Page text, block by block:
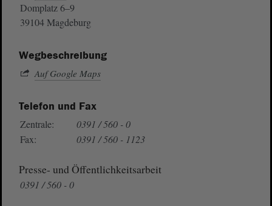
Domplatz 6–9
39104 Magdeburg
Wegbeschreibung
Auf Google Maps
Telefon und Fax
Zentrale:
0391 / 560 - 0
Fax:
0391 / 560 - 1123
Presse- und Öffentlichkeitsarbeit
0391 / 560 - 0